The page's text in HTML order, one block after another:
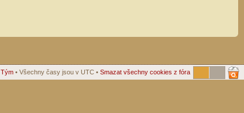
Tým • Všechny časy jsou v UTC • Smazat všechny cookies z fóra